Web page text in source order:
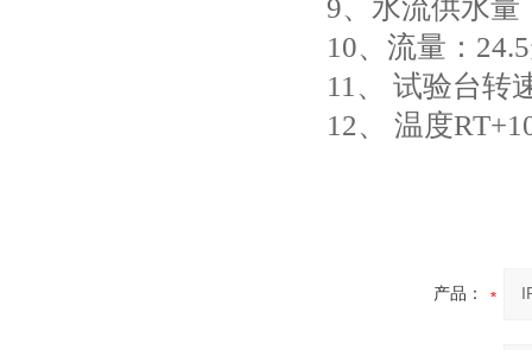
9、水流供水量
10、流量：
11、 试验台转
12、 温度
产品：